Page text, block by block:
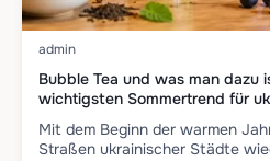
admin
Bubble Tea und was man dazu
wichtigsten Sommertrend für
Mit dem Beginn der warmen
Straßen ukrainischer Städte